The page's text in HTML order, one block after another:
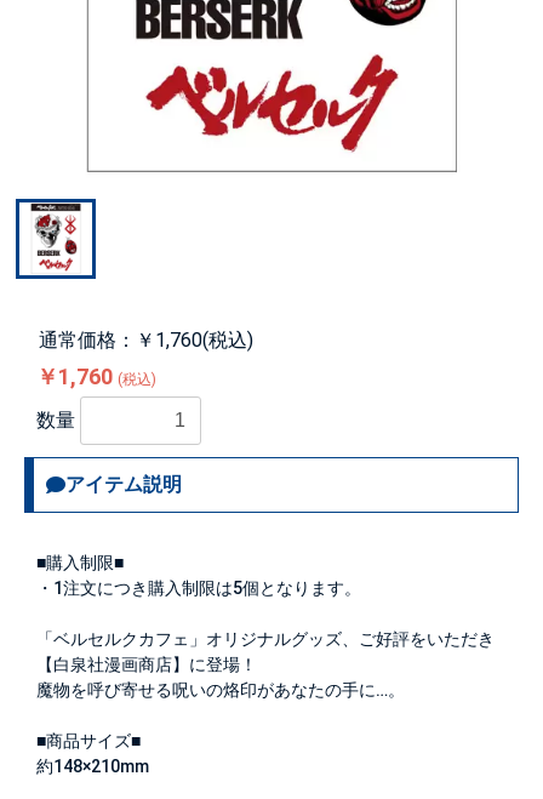
通常価格：￥1,760(税込)
￥1,760 (税込)
数量
アイテム説明
■購入制限■
・1注文につき購入制限は5個となります。
「ベルセルクカフェ」オリジナルグッズ、ご好評をいただき
【白泉社漫画商店】に登場！
魔物を呼び寄せる呪いの烙印があなたの手に…。
■商品サイズ■
約148×210mm